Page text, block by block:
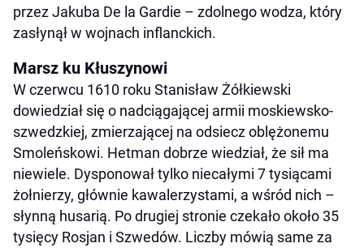
przez Jakuba De la Gardie – zdolnego wodza, który
zasłynął w wojnach inflanckich.
Marsz ku Kłuszynowi
W czerwcu 1610 roku Stanisław Żółkiewski
dowiedział się o nadciągającej armii moskiewsko-
szwedzkiej, zmierzającej na odsiecz oblężonemu
Smoleńskowi. Hetman dobrze wiedział, że sił ma
niewiele. Dysponował tylko niecałymi 7 tysiącami
żołnierzy, głównie kawalerzystami, a wśród nich –
słynną husarią. Po drugiej stronie czekało około 35
tysięcy Rosjan i Szwedów. Liczby mówią same za